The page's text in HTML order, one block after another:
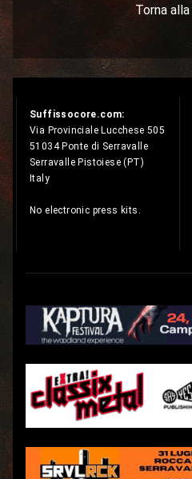
Torna
Suffissocore.com:
Via Provinciale Lucchese 505
51034 Ponte di Serravalle
Serravalle Pistoiese (PT)
Italy
No electronic press kits.